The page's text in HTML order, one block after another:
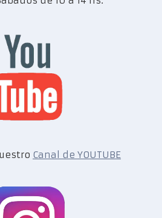
Canal de YOUTUBE